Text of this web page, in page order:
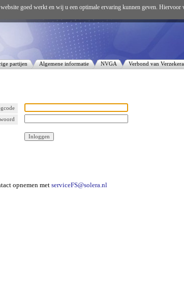
partijen Algemene informatie NVGA Verbond van
opnemen met serviceFS@solera.nl
goed werkt en wij u een optimale ervaring kunnen geven.